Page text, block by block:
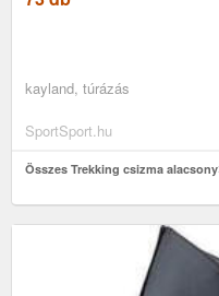
kayland, túrázás
SportSport.hu
Összes Trekking csizma alacsony